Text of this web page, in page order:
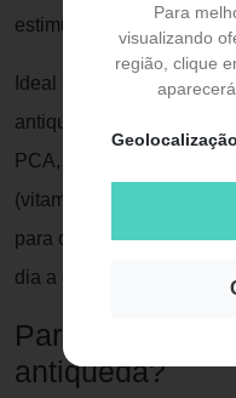
Para
visualizando
região, clique
Geolocalização
estimulando o
Ideal para uma
antiqueda contém
PCA, além de Pantenol
(vitamina B6) e vitamina
para cuidar e fortalecer
dia a dia.
Para que serve
antiqueda?